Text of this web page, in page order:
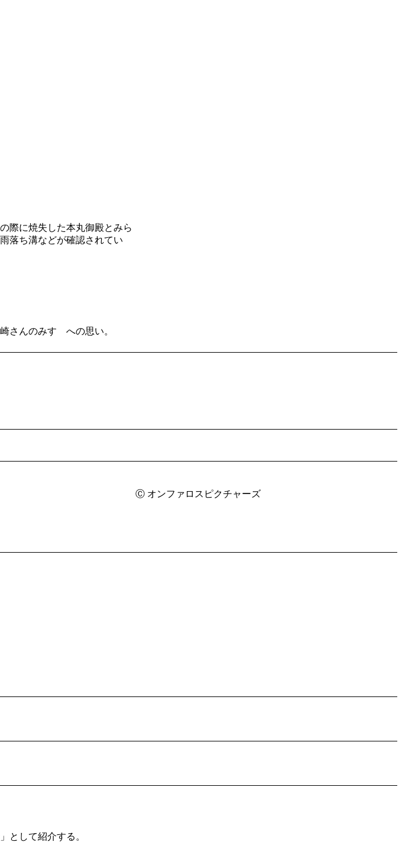
際に焼失した本丸御殿とみら
落ち溝などが確認されてい
さ­んのみすゞへの思い。
Ⓒ オンファロスピクチャーズ
として紹介する。